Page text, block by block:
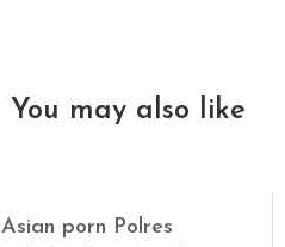
You may also like
Asian porn Polres